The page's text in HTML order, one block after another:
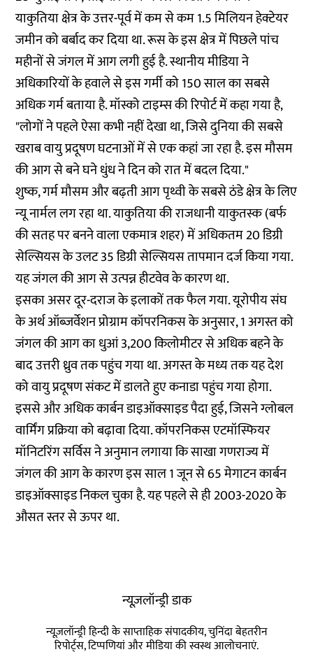
याकुतिया क्षेत्र के उत्तर-पूर्व में कम से कम 1.5 मिलियन हेक्टेयर
जमीन को बर्बाद कर दिया था. रूस के इस क्षेत्र में पिछले पांच
महीनों से जंगल में आग लगी हुई है. स्थानीय मीडिया ने
अधिकारियों के हवाले से इस गर्मी को 150 साल का सबसे
अधिक गर्म बताया है. मॉस्को टाइम्स की रिपोर्ट में कहा गया है,
"लोगों ने पहले ऐसा कभी नहीं देखा था, जिसे दुनिया की सबसे
खराब वायु प्रदूषण घटनाओं में से एक कहां जा रहा है. इस मौसम
की आग से बने घने धुंध ने दिन को रात में बदल दिया."
शुष्क, गर्म मौसम और बढ़ती आग पृथ्वी के सबसे ठंडे क्षेत्र के लिए
न्यू नार्मल लग रहा था. याकुतिया की राजधानी याकुतस्क (बर्फ
की सतह पर बनने वाला एकमात्र शहर) में अधिकतम 20 डिग्री
सेल्सियस के उलट 35 डिग्री सेल्सियस तापमान दर्ज किया गया.
यह जंगल की आग से उत्पन्न हीटवेव के कारण था.
इसका असर दूर-दराज के इलाकों तक फैल गया. यूरोपीय संघ
के अर्थ ऑब्जर्वेशन प्रोग्राम कॉपरनिकस के अनुसार, 1 अगस्त को
जंगल की आग का धुआं 3,200 किलोमीटर से अधिक बहने के
बाद उत्तरी ध्रुव तक पहुंच गया था. अगस्त के मध्य तक यह देश
को वायु प्रदूषण संकट में डालते हुए कनाडा पहुंच गया होगा.
इससे और अधिक कार्बन डाइऑक्साइड पैदा हुई, जिसने ग्लोबल
वार्मिंग प्रक्रिया को बढ़ावा दिया. कॉपरनिकस एटमॉस्फियर
मॉनिटरिंग सर्विस ने अनुमान लगाया कि साखा गणराज्य में
जंगल की आग के कारण इस साल 1 जून से 65 मेगाटन कार्बन
डाइऑक्साइड निकल चुका है. यह पहले से ही 2003-2020 के
औसत स्तर से ऊपर था.
न्यूज़लॉन्ड्री डाक
न्यूज़लॉन्ड्री हिन्दी के साप्ताहिक संपादकीय, चुनिंदा बेहतरीन
रिपोर्ट्स, टिप्पणियां और मीडिया की स्वस्थ आलोचनाएं.